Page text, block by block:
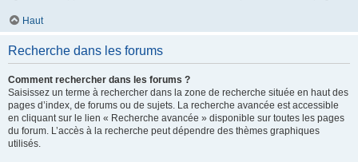
Haut
Recherche dans les forums
Comment rechercher dans les forums ?
Saisissez un terme à rechercher dans la zone de recherche située en haut des
pages d’index, de forums ou de sujets. La recherche avancée est accessible
en cliquant sur le lien « Recherche avancée » disponible sur toutes les pages
du forum. L’accès à la recherche peut dépendre des thèmes graphiques
utilisés.